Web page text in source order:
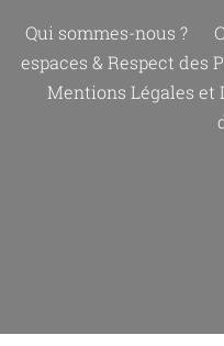
Qui sommes-nous ?
espaces & Respect des
Mentions Légales et